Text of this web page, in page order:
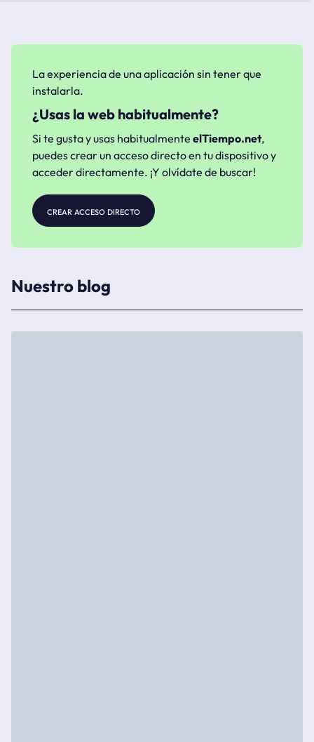
La experiencia de una aplicación sin tener que
instalarla.
¿Usas la web habitualmente?
Si te gusta y usas habitualmente elTiempo.net,
puedes crear un acceso directo en tu dispositivo y
acceder directamente. ¡Y olvídate de buscar!
crear acceso directo
Nuestro blog